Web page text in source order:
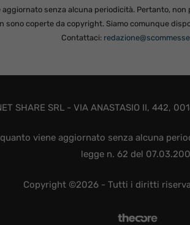
senza alcuna periodicità. Pertanto,
sono coperte da copyright. Siamo comunque
Contattaci:
SHARE SRL - VIA ANASTASIO II, 442,
viene aggiornato senza alcuna
legge n. 62 del
Copyright ©2026 - Tutti i diritti